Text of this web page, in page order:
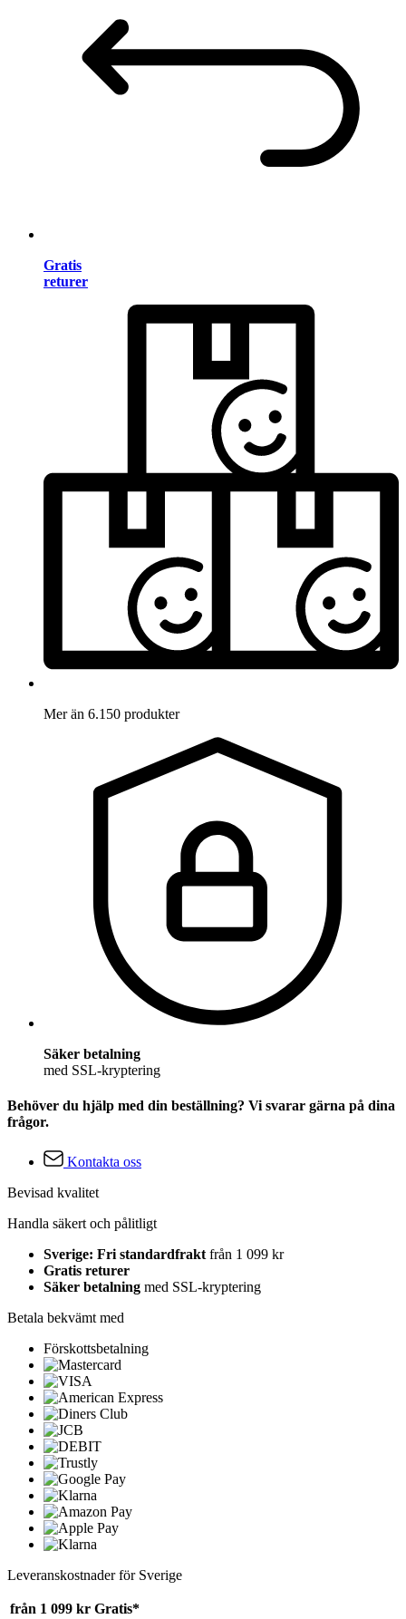
Gratis
returer
Mer än 6.150 produkter
Säker betalning
med SSL-kryptering
Behöver du hjälp med din beställning? Vi svarar gärna på dina
frågor.
Kontakta oss
Bevisad kvalitet
Handla säkert och pålitligt
Sverige: Fri standardfrakt från 1 099 kr
Gratis returer
Säker betalning med SSL-kryptering
Betala bekvämt med
Förskottsbetalning
Leveranskostnader för Sverige
från 1 099 kr Gratis*